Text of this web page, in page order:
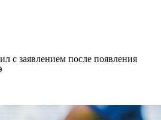
с заявлением после появления